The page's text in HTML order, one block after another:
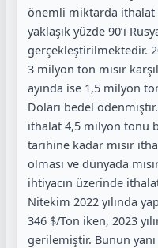
önemli miktarda ithalat
yaklaşık yüzde 90’ı
gerçekleştirilmektedir.
3 milyon ton mısır
ayında ise 1,5 milyon
Doları bedel
ithalat 4,5 milyon tonu
tarihine kadar mısır
olması ve dünyada
ihtiyacın üzerinde
Nitekim 2022 yılında
346 $/Ton iken, 2023
gerilemiştir. Bunun